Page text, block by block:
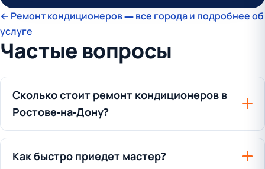
← Ремонт кондиционеров — все города и подробнее об
услуге
Частые вопросы
Сколько стоит ремонт кондиционеров в
Ростове-на-Дону?
Как быстро приедет мастер?